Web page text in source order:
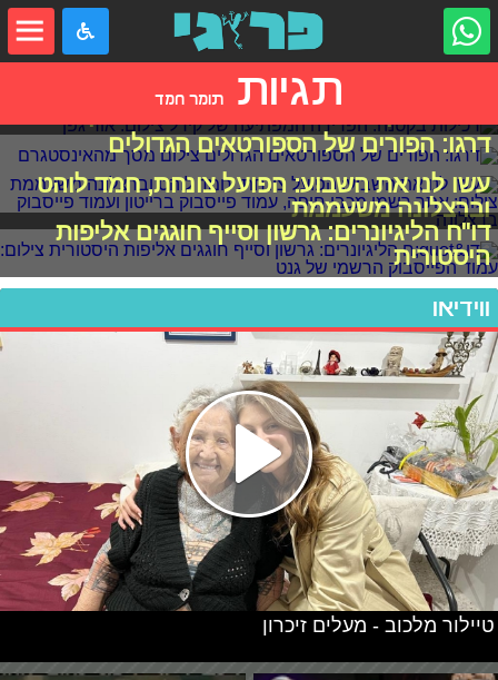
תגיות תומר חמד
רכילות בקטנה: הפרידה המפתיעה של קירל
דרגו: הפורים של הספורטאים הגדולים
עשו לנו את השבוע: הפועל צונחת, חמד לוהט
וברצלונה משעממת
דו"ח הליגיונרים: גרשון וסייף חוגגים אליפות
היסטורית
ווידיאו
טיילור מלכוב - מעלים זיכרון